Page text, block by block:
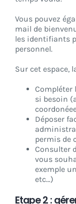
Vous pouvez
mail de
les identifiants
personnel.
Sur cet espace,
Compléter
si besoin
Déposer
permis de
Consulter
vous
exemple
etc…)
Etape 2 :